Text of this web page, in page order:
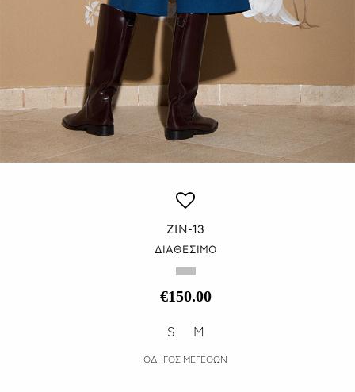
ZIN-13
ΔΙΑΘΕΣΙΜΟ
€150.00
S M
ΟΔΗΓΟΣ ΜΕΓΕΘΩΝ